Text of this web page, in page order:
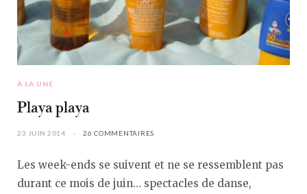
À LA UNE
Playa playa
23 JUIN 2014 26 COMMENTAIRES
Les week-ends se suivent et ne se ressemblent pas
durant ce mois de juin… spectacles de danse,